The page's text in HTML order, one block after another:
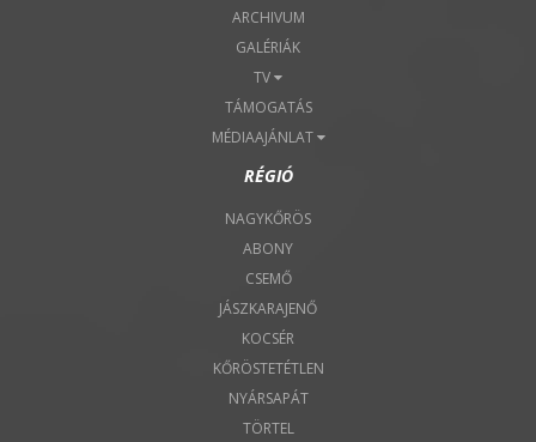
ARCHIVUM
GALÉRIÁK
TV
TÁMOGATÁS
MÉDIAAJÁNLAT
RÉGIÓ
NAGYKŐRÖS
ABONY
CSEMŐ
JÁSZKARAJENŐ
KOCSÉR
KŐRÖSTETÉTLEN
NYÁRSAPÁT
TÖRTEL